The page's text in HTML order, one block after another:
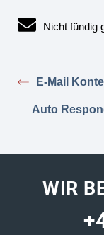
Nicht fündig
E-Mail
Auto
WIR